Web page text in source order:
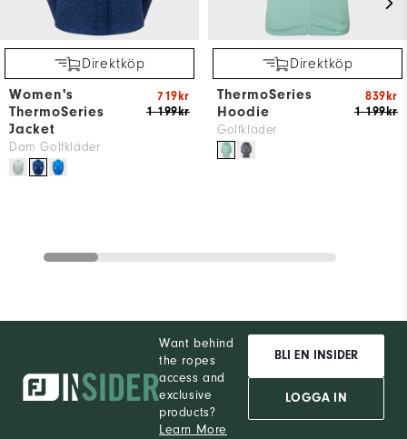
Direktköp
Women's
ThermoSeries
Jacket
Dam Golfkläder
1 199kr
719kr
Direktköp
ThermoSeries
Hoodie
Golfkläder
1 199kr
839kr
Want behind
the ropes
access and
exclusive
products?
Learn More
BLI EN INSIDER
LOGGA IN